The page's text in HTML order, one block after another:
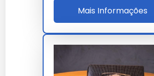
Mais Informações